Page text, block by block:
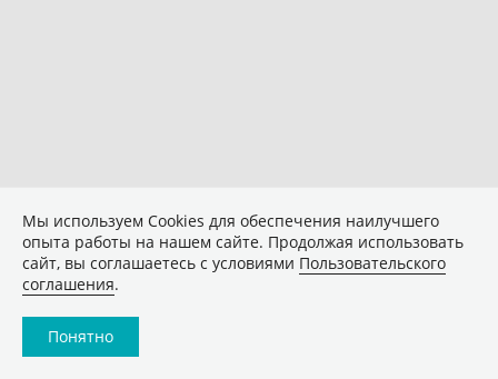
Мы используем Сookies для обеспечения наилучшего
опыта работы на нашем сайте. Продолжая использовать
сайт, вы соглашаетесь с условиями Пользовательского
соглашения.
Понятно